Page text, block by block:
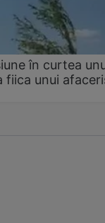
în curtea
fiica unui